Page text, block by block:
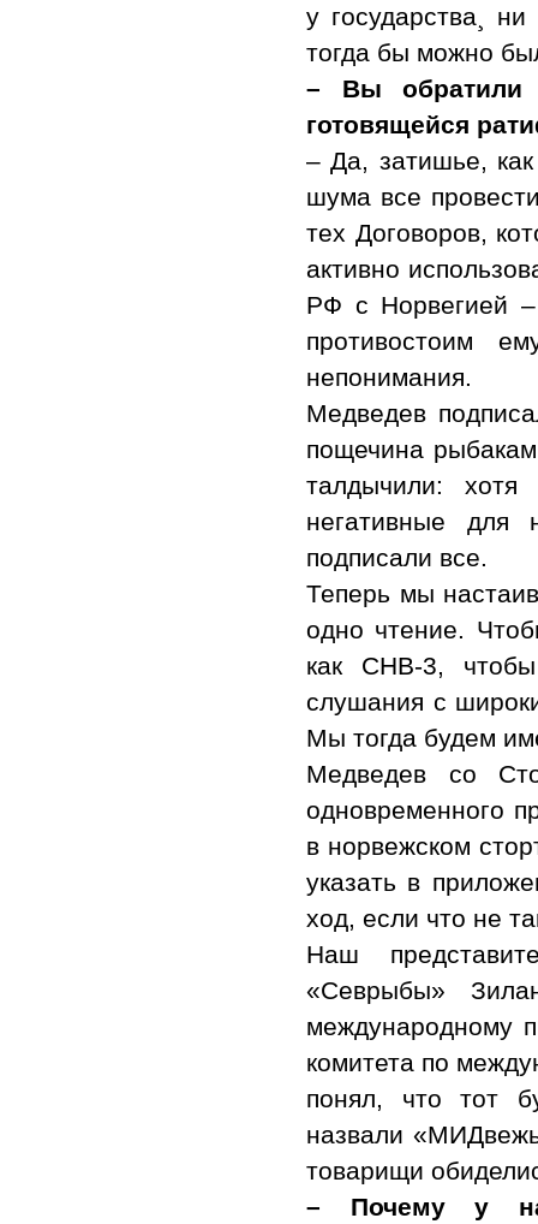
у государства¸
тогда бы можно
– Вы обратили
готовящейся
– Да, затишье,
шума все
тех Договоров,
активно
РФ с Норвегией –
противостоим
непонимания.
Медведев
пощечина
талдычили:
негативные для
подписали все.
Теперь мы
одно чтение.
как СНВ-3, чтобы
слушания с
Мы тогда будем
Медведев со
одновременного
в норвежском
указать в
ход, если что не
Наш
«Севрыбы»
международному
комитета по
понял, что тот
назвали
товарищи
– Почему у